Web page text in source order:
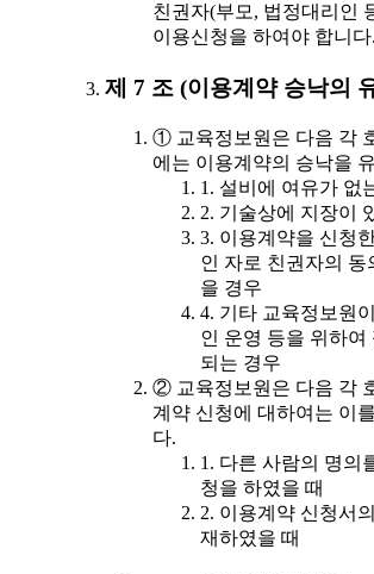
친권자(부모, 법정대리인
이용신청을 하여야 합니다.
제 7 조 (이용계약 승낙의
① 교육정보원은 다음 각
에는 이용계약의 승낙을
1. 설비에 여유가 없
2. 기술상에 지장이
3. 이용계약을 신청
인 자로 친권자의 동
을 경우
4. 기타 교육정보원
인 운영 등을 위하여
되는 경우
② 교육정보원은 다음 각
계약 신청에 대하여는 이
다.
1. 다른 사람의 명의
청을 하였을 때
2. 이용계약 신청서
재하였을 때